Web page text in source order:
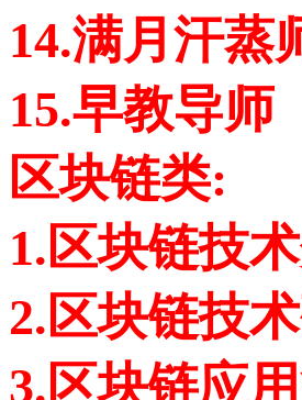
14.满月汗蒸
15.早教导师
区块链类:
1.区块链技
2.区块链技
3.区块链应